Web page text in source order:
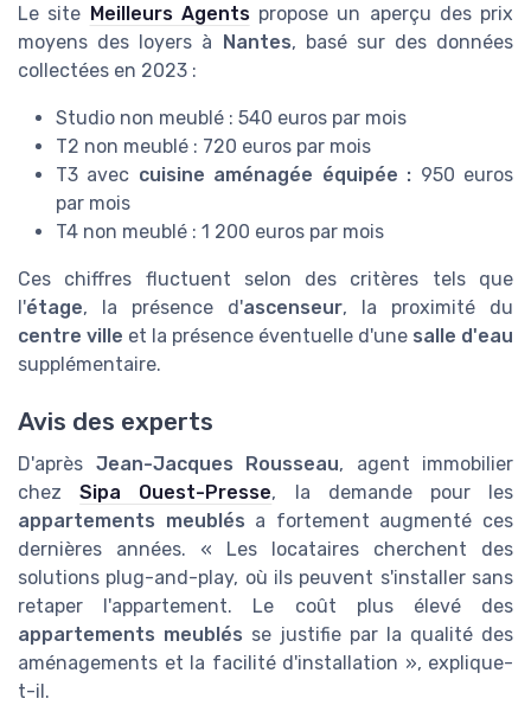
Le site Meilleurs Agentspropose un aperçu des prix
moyens des loyers à Nantes, basé sur des données
collectées en 2023 :
Studio non meublé : 540 euros par mois
T2 non meublé : 720 euros par mois
T3 avec cuisine aménagée équipée : 950 euros
par mois
T4 non meublé : 1 200 euros par mois
Ces chiffres fluctuent selon des critères tels que
l'étage, la présence d'ascenseur, la proximité du
centre ville et la présence éventuelle d'une salle d'eau
supplémentaire.
Avis des experts
D'après Jean-Jacques Rousseau, agent immobilier
chezSipa Ouest-Presse, la demande pour les
appartements meublés a fortement augmenté ces
dernières années. « Les locataires cherchent des
solutions plug-and-play, où ils peuvent s'installer sans
retaper l'appartement. Le coût plus élevé des
appartements meublés se justifie par la qualité des
aménagements et la facilité d'installation », explique-
t-il.